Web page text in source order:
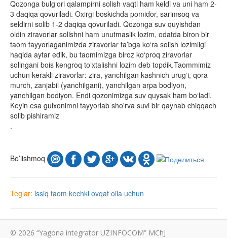
Qozonga bulg‘ori qalampirni solish vaqti ham keldi va uni ham 2-
3 daqiqa qovuriladi. Oxirgi boskichda pomidor, sarimsoq va
seldirni solib 1-2 daqiqa qovuriladi. Qozonga suv quyishdan
oldin ziravorlar solishni ham unutmaslik lozim, odatda biron bir
taom tayyorlaganimizda ziravorlar ta’bga ko‘ra solish lozimligi
haqida aytar edik, bu taomimizga biroz ko‘proq ziravorlar
solingani bois kengroq to‘xtalishni lozim deb topdik.Taommimiz
uchun kerakli ziravorlar: zira, yanchilgan kashnich urug‘i, qora
murch, zanjabil (yanchilgani), yanchilgan arpa bodiyon,
yanchilgan bodiyon. Endi qozonimizga suv quysak ham bo‘ladi.
Keyin esa gulxonimni tayyorlab sho'rva suvi bir qaynab chiqqach
solib pishiramiz
.
Bo’lishmoq
Teglar: issiq taom kechki ovqat oila uchun
© 2026 “Yagona integrator UZINFOCOM” MChJ